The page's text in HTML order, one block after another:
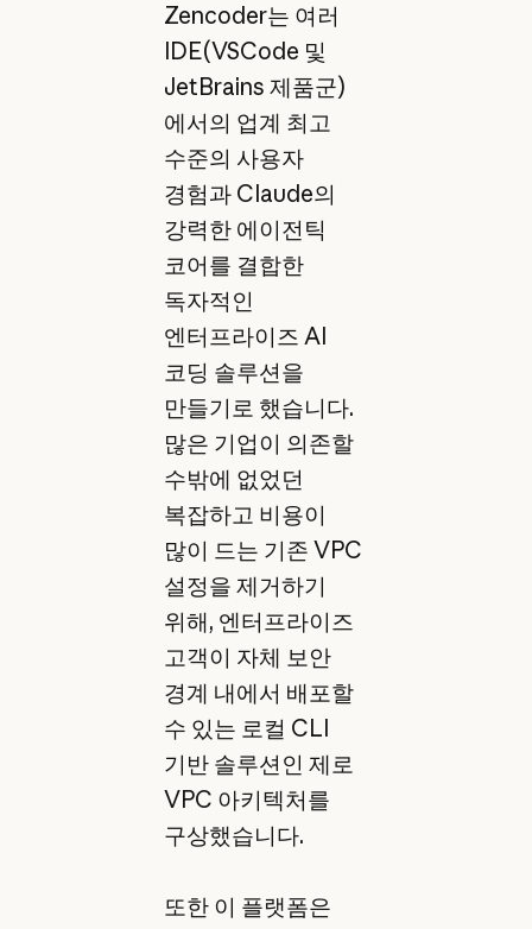
Zencoder는 여러
IDE(VSCode 및
JetBrains 제품군)
에서의 업계 최고
수준의 사용자
경험과 Claude의
강력한 에이전틱
코어를 결합한
독자적인
엔터프라이즈 AI
코딩 솔루션을
만들기로 했습니다.
많은 기업이 의존할
수밖에 없었던
복잡하고 비용이
많이 드는 기존 VPC
설정을 제거하기
위해, 엔터프라이즈
고객이 자체 보안
경계 내에서 배포할
수 있는 로컬 CLI
기반 솔루션인 제로
VPC 아키텍처를
구상했습니다.
또한 이 플랫폼은